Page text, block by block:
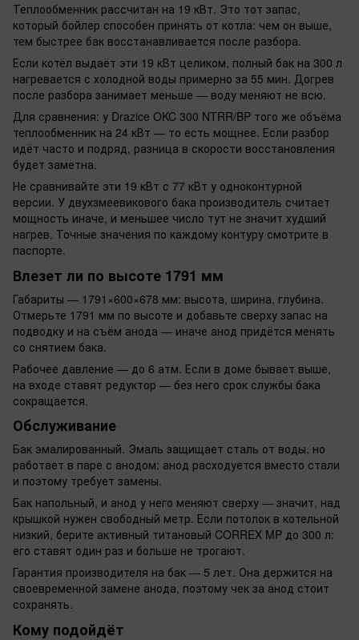
Теплообменник рассчитан на 19 кВт. Это тот запас,
который бойлер способен принять от котла: чем он выше,
тем быстрее бак восстанавливается после разбора.
Если котёл выдаёт эти 19 кВт целиком, полный бак на 300 л
нагревается с холодной воды примерно за 55 мин. Догрев
после разбора занимает меньше — воду меняют не всю.
Для сравнения: у Drazice OKC 300 NTRR/BP того же объёма
теплообменник на 24 кВт — то есть мощнее. Если разбор
идёт часто и подряд, разница в скорости восстановления
будет заметна.
Не сравнивайте эти 19 кВт с 77 кВт у одноконтурной
версии. У двухзмеевикового бака производитель считает
мощность иначе, и меньшее число тут не значит худший
нагрев. Точные значения по каждому контуру смотрите в
паспорте.
Влезет ли по высоте 1791 мм
Габариты — 1791×600×678 мм: высота, ширина, глубина.
Отмерьте 1791 мм по высоте и добавьте сверху запас на
подводку и на съём анода — иначе анод придётся менять
со снятием бака.
Рабочее давление — до 6 атм. Если в доме бывает выше,
на входе ставят редуктор — без него срок службы бака
сокращается.
Обслуживание
Бак эмалированный. Эмаль защищает сталь от воды, но
работает в паре с анодом: анод расходуется вместо стали
и поэтому требует замены.
Бак напольный, и анод у него меняют сверху — значит, над
крышкой нужен свободный метр. Если потолок в котельной
низкий, берите активный титановый CORREX MP до 300 л:
его ставят один раз и больше не трогают.
Гарантия производителя на бак — 5 лет. Она держится на
своевременной замене анода, поэтому чек за анод стоит
сохранять.
Кому подойдёт